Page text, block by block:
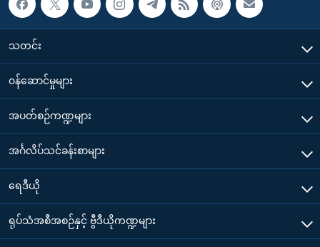
သတင်း
၀န်ဆောင်မှုများ
အပတ်စဉ်ကဏ္ဍများ
အင်္ဂလိပ်သင်ခန်းစာများ
ရေဒီယို
ရုပ်သံအစီအစဉ်နှင့် ဗွီဒီယိုကဏ္ဍများ